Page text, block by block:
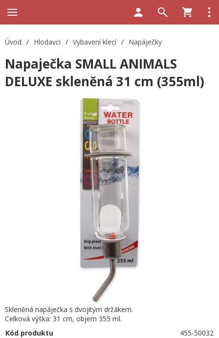
Úvod / Hlodavci / Vybavení klecí / Napáječky
Napaječka SMALL ANIMALS
DELUXE skleněná 31 cm (355ml)
Skleněná napáječka s dvojitým držákem.
Celková výška: 31 cm, objem 355 ml.
Kód produktu
455-50032